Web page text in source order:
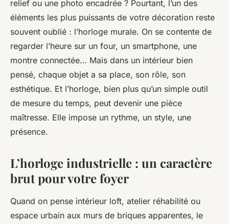
décor
Camil•21/04/2026 08:00•11 min de lecture
relief ou une photo encadrée ? Pourtant, l’un des
éléments les plus puissants de votre décoration reste
souvent oublié : l’horloge murale. On se contente de
regarder l’heure sur un four, un smartphone, une
montre connectée… Mais dans un intérieur bien
pensé, chaque objet a sa place, son rôle, son
esthétique. Et l’horloge, bien plus qu’un simple outil
de mesure du temps, peut devenir une pièce
maîtresse. Elle impose un rythme, un style, une
présence.
L’horloge industrielle : un caractère
brut pour votre foyer
Quand on pense intérieur loft, atelier réhabilité ou
espace urbain aux murs de briques apparentes, le